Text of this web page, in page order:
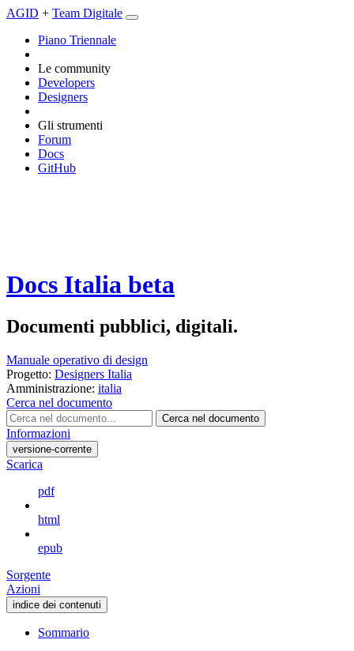
AGID + Team Digitale
Piano Triennale
Le community
Developers
Designers
Gli strumenti
Forum
Docs
GitHub
Docs Italia beta
Documenti pubblici, digitali.
Manuale operativo di design
Progetto: Designers Italia
Amministrazione: italia
Cerca nel documento
Cerca nel documento
Informazioni
versione-corrente
Scarica
pdf
html
epub
Sorgente
Azioni
indice dei contenuti
Sommario